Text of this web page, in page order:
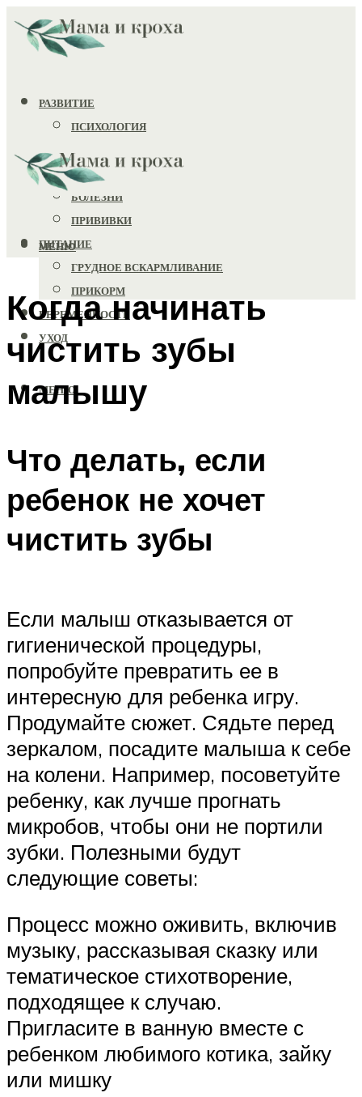
РАЗВИТИЕ
ПСИХОЛОГИЯ
ИГРУШКИ
ЗДОРОВЬЕ
БОЛЕЗНИ
ПРИВИВКИ
ПИТАНИЕ
ГРУДНОЕ ВСКАРМЛИВАНИЕ
ПРИКОРМ
БЕРЕМЕННОСТЬ
УХОД
МЕНЮ
МЕНЮ
Когда начинать
чистить зубы
малышу
Что делать, если
ребенок не хочет
чистить зубы
Если малыш отказывается от
гигиенической процедуры,
попробуйте превратить ее в
интересную для ребенка игру.
Продумайте сюжет. Сядьте перед
зеркалом, посадите малыша к себе
на колени. Например, посоветуйте
ребенку, как лучше прогнать
микробов, чтобы они не портили
зубки. Полезными будут
следующие советы:
Процесс можно оживить, включив
музыку, рассказывая сказку или
тематическое стихотворение,
подходящее к случаю.
Пригласите в ванную вместе с
ребенком любимого котика, зайку
или мишку